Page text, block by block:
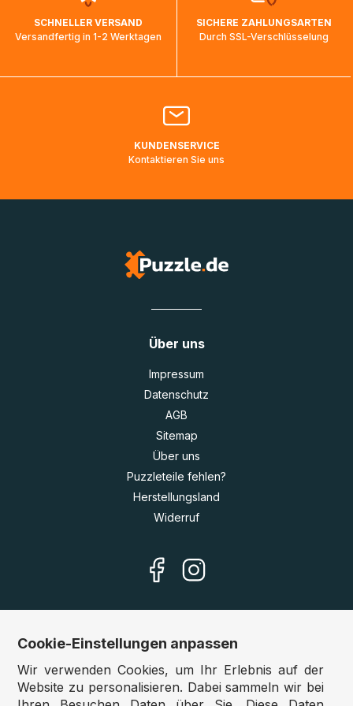
ankommen und von der dortigen Zustellorganisation weiter
bearbeitet werden.
Bitte kontaktieren Sie denKundenservicefalls Ihr Paket
Lieferadressen in Deutschland oder Europa mehrere Tage
SCHNELLER VERSAND
Versandfertig in 1-2 Werktagen
SICHERE ZAHLUNGSARTEN
Durch SSL-Verschlüsselung
KUNDENSERVICE
Kontaktieren Sie uns
Über uns
Impressum
Datenschutz
AGB
Sitemap
Über uns
Puzzleteile fehlen?
Herstellungsland
Widerruf
Unsere Shops
Deutschland:www.puzzle.de
Cookie-Einstellungen anpassen
Wir verwenden Cookies, um Ihr Erlebnis auf der
Website zu personalisieren. Dabei sammeln wir bei